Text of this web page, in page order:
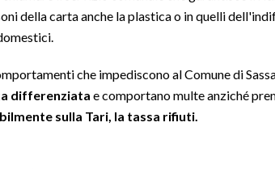
della carta anche la plastica o in quelli
che impediscono al Comune di
differenziata e comportano multe anziché
sulla Tari, la tassa rifiuti.